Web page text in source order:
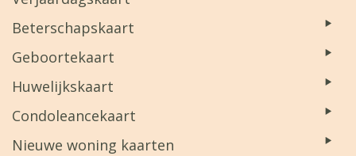
Beterschapskaart
Geboortekaart
Huwelijkskaart
Condoleancekaart
Nieuwe woning kaarten